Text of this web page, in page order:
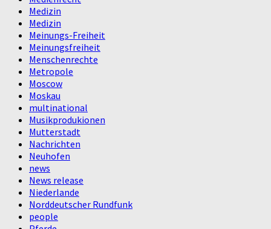
Medizin
Medizin
Meinungs-Freiheit
Meinungsfreiheit
Menschenrechte
Metropole
Moscow
Moskau
multinational
Musikprodukionen
Mutterstadt
Nachrichten
Neuhofen
news
News release
Niederlande
Norddeutscher Rundfunk
people